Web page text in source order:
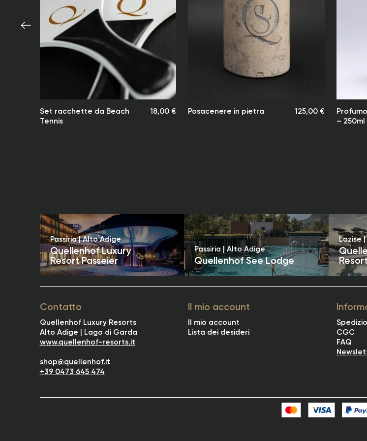
Set racchette da Beach
Tennis
18,00 € Posacenere in pietra 125,00 €
– 250ml
Passiria | Alto Adige
Quellenhof Luxury
Resort Passeier
Passiria | Alto Adige
Quellenhof See Lodge
Lazise
Contatto
Quellenhof Luxury Resorts
Alto Adige | Lago di Garda
www.quellenhof-resorts.it
shop@quellenhof.it
+39 0473 645 474
Il mio account
Il mio account
Lista dei desideri
CGC
FAQ